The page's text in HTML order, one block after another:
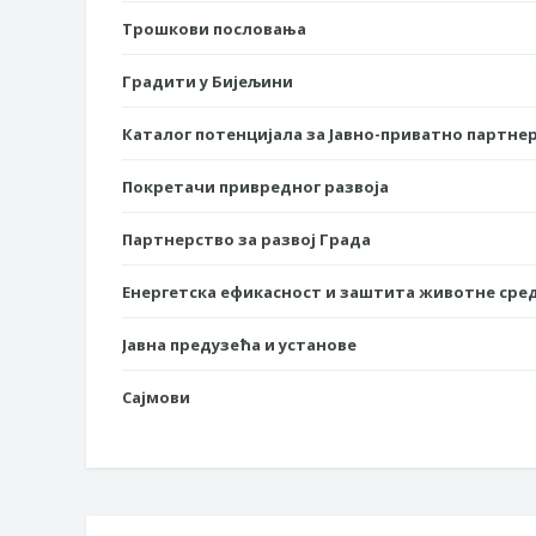
Трошкови пословања
Градити у Бијељини
Каталог потенцијала за Јавно-приватно
Покретачи привредног развоја
Партнерство за развој Града
Енергетска ефикасност и заштита животне
Јавна предузећа и установе
Сајмови